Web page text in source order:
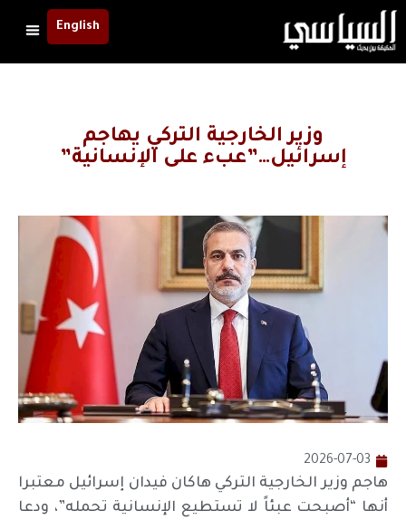
English
وزير الخارجية التركي يهاجم
إسرائيل…”عبء على الإنسانية”
2026-07-03
هاجم وزير الخارجية التركي هاكان فيدان إسرائيل معتبرا
أنها “أصبحت عبئاً لا تستطيع الإنسانية تحمله”، ودعا